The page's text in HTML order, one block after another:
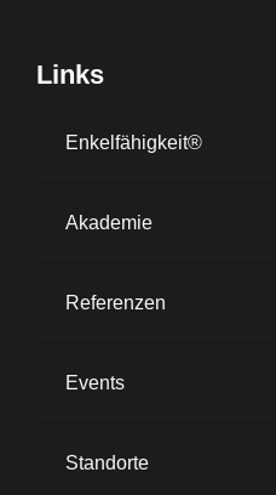
Links
Enkelfähigkeit®
Akademie
Referenzen
Events
Standorte